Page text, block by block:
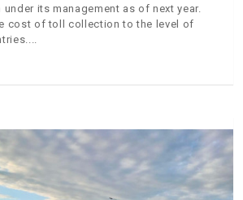
its management as of next year.
cost of toll collection to the level of